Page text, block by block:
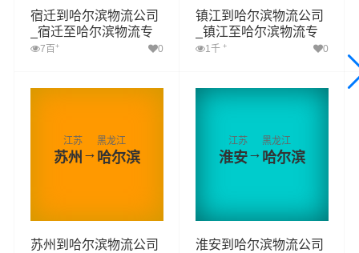
宿迁到哈尔滨物流公司
_宿迁至哈尔滨物流专
线7百 + 0
镇江到哈尔滨物流公司
_镇江至哈尔滨物流专
线1千 + 0
江苏
苏州 →
黑龙江
哈尔滨
苏州到哈尔滨物流公司
江苏
淮安→
黑龙江
哈尔滨
淮安到哈尔滨物流公司